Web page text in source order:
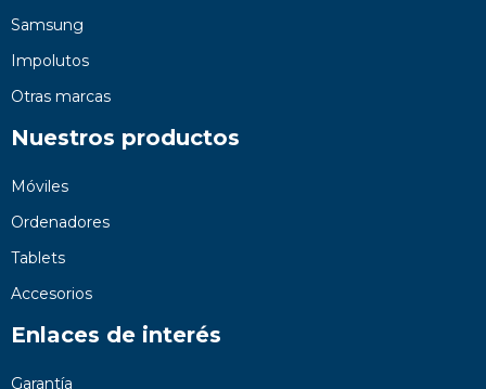
Samsung
Impolutos
Otras marcas
Nuestros productos
Móviles
Ordenadores
Tablets
Accesorios
Enlaces de interés
Garantía